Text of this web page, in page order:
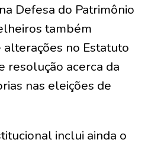
Defesa do Patrimônio
também
no Estatuto
resolução acerca da
nas eleições de
inclui ainda o